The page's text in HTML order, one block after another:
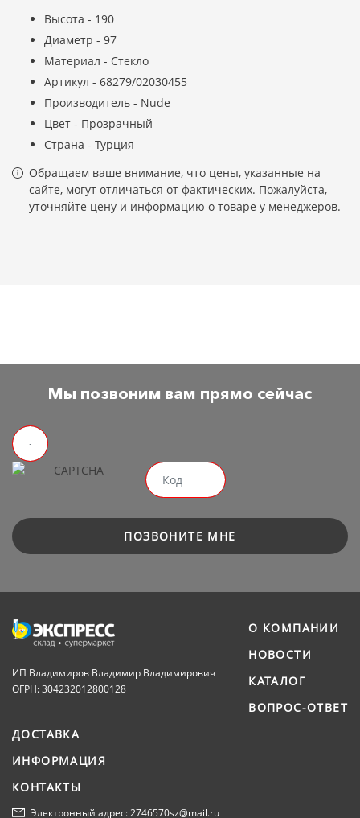
Высота - 190
Диаметр - 97
Материал - Стекло
Артикул - 68279/02030455
Производитель - Nude
Цвет - Прозрачный
Страна - Турция
Обращаем ваше внимание, что цены, указанные на
сайте, могут отличаться от фактических. Пожалуйста,
уточняйте цену и информацию о товаре у менеджеров.
Мы позвоним вам прямо сейчас
ПОЗВОНИТЕ МНЕ
ИП Владимиров Владимир Владимирович
ОГРН: 304232012800128
О КОМПАНИИ
НОВОСТИ
КАТАЛОГ
ВОПРОС-ОТВЕТ
ДОСТАВКА
ИНФОРМАЦИЯ
КОНТАКТЫ
Электронный адрес: 2746570sz@mail.ru